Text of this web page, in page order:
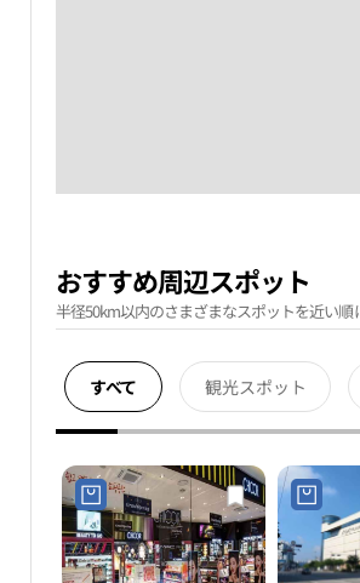
おすすめ周辺スポット
半径50km以内のさまざまなスポットを近い順
すべて 観光スポット